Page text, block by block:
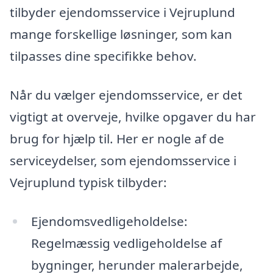
tilbyder ejendomsservice i Vejruplund
mange forskellige løsninger, som kan
tilpasses dine specifikke behov.
Når du vælger ejendomsservice, er det
vigtigt at overveje, hvilke opgaver du har
brug for hjælp til. Her er nogle af de
serviceydelser, som ejendomsservice i
Vejruplund typisk tilbyder:
Ejendomsvedligeholdelse:
Regelmæssig vedligeholdelse af
bygninger, herunder malerarbejde,